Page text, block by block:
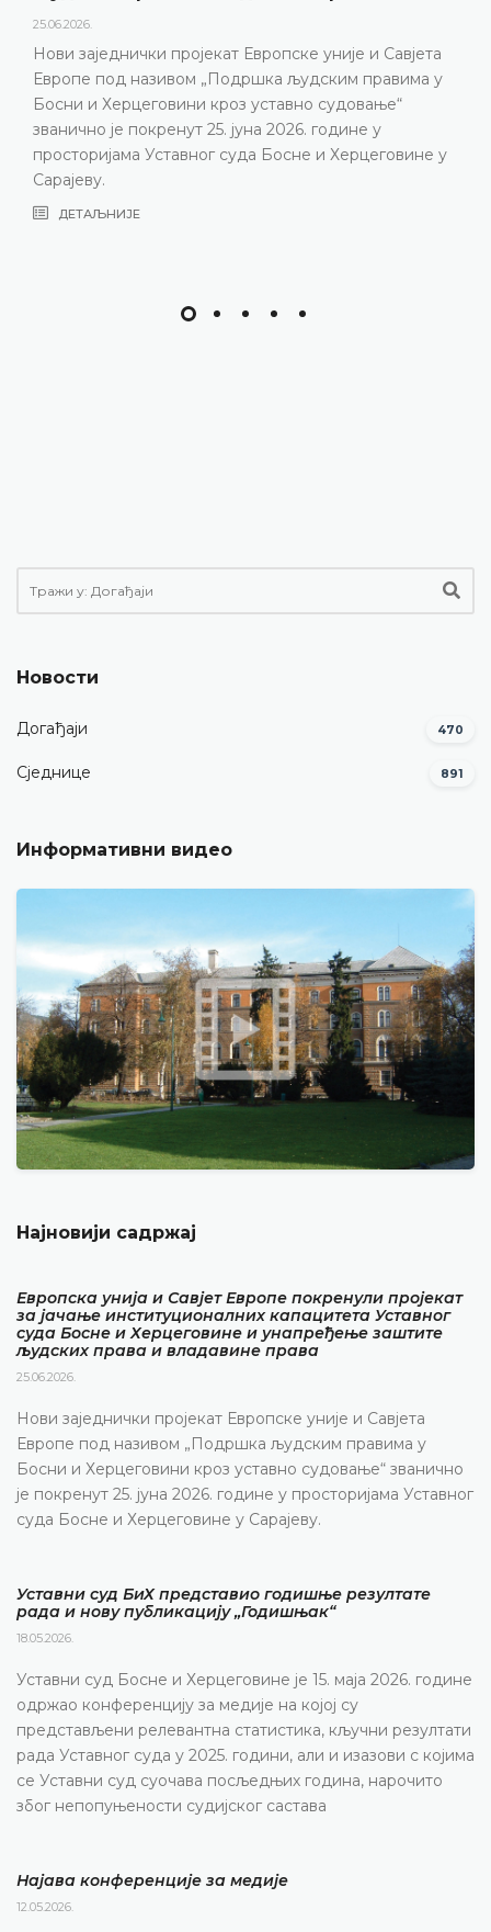
у
представљени релевантна статистика, кључни
резултати рада Уставног суда у 2025. години,
изазови с којима се Уставни суд суочава
година, нарочито због непопуњености
састава
Новости
Догађаји 470
Сједнице 891
Информативни видео
Најновији садржај
Европска унија и Савјет Европе покренули пројекат
за јачање институционалних капацитета Уставног
суда Босне и Херцеговине и унапређење заштите
људских права и владавине права
25.06.2026.
Нови заједнички пројекат Европске уније и Савјета
Европе под називом „Подршка људским правима у
Босни и Херцеговини кроз уставно судовање“ званично
је покренут 25. јуна 2026. године у просторијама Уставног
суда Босне и Херцеговине у Сарајеву.
Уставни суд БиХ представио годишње резултате
рада и нову публикацију „Годишњак“
18.05.2026.
Уставни суд Босне и Херцеговине је 15. маја 2026. године
одржао конференцију за медије на којој су
представљени релевантна статистика, кључни резултати
рада Уставног суда у 2025. години, али и изазови с којима
се Уставни суд суочава посљедњих година, нарочито
због непопуњености судијског састава
Најава конференције за медије
12.05.2026.